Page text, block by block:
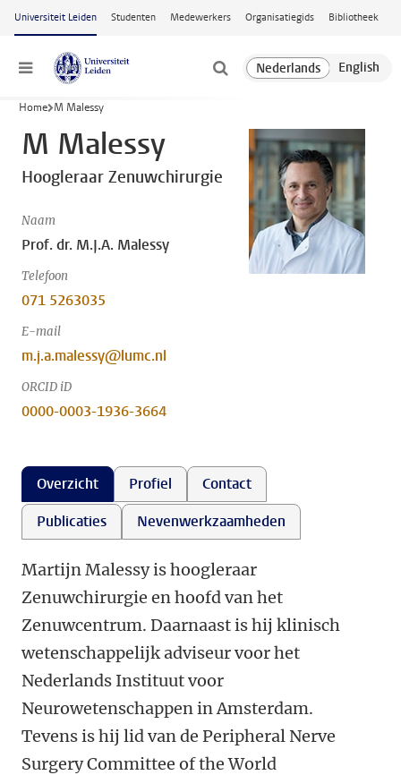
Ga naar hoofdinhoud
Universiteit Leiden Studenten Medewerkers Organisatiegids Bibliotheek
Menu
Home M Malessy
M Malessy
Hoogleraar Zenuwchirurgie
Naam
Prof. dr. M.J.A. Malessy
Telefoon
071 5263035
E-mail
m.j.a.malessy@lumc.nl
ORCID iD
0000-0003-1936-3664
Overzicht Profiel
Contact
Publicaties
Nevenwerkzaamheden
Martijn Malessy is hoogleraar
Zenuwchirurgie en hoofd van het
Zenuwcentrum. Daarnaast is hij klinisch
wetenschappelijk adviseur voor het
Nederlands Instituut voor
Neurowetenschappen in Amsterdam.
Tevens is hij lid van de Peripheral Nerve
Surgery Committee of the World